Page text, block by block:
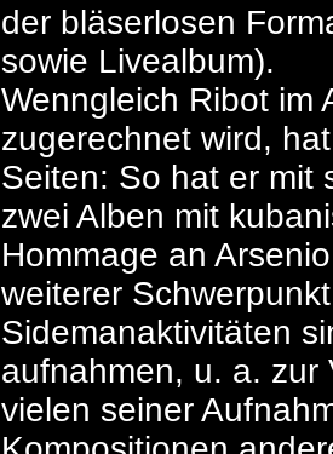
der bläserlosen
sowie Livealbum).
Wenngleich Ribot im
zugerechnet wird,
Seiten: So hat er mit
zwei Alben mit
Hommage an
weiterer
Sidemanaktivitäten
aufnahmen, u. a. zur
vielen seiner